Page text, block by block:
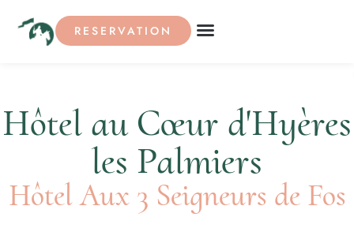
RESERVATION
Hôtel au Cœur d'Hyères
les Palmiers
Hôtel Aux 3 Seigneurs de Fos